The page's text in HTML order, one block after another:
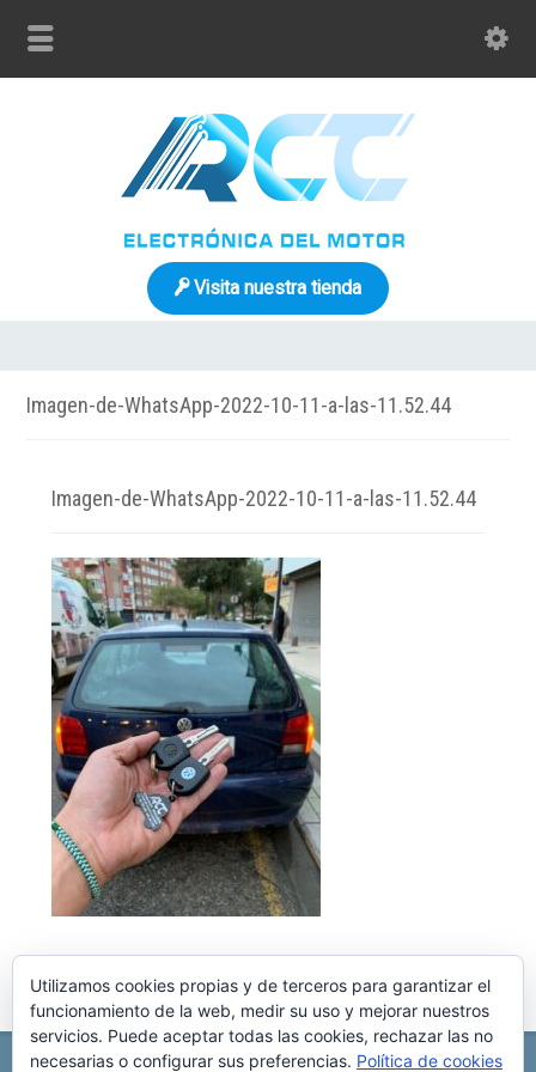
Visita nuestra tienda
Imagen-de-WhatsApp-2022-10-11-a-las-11.52.44
Imagen-de-WhatsApp-2022-10-11-a-las-11.52.44
Utilizamos cookies propias y de terceros para garantizar el
funcionamiento de la web, medir su uso y mejorar nuestros
servicios. Puede aceptar todas las cookies, rechazar las no
necesarias o configurar sus preferencias. Política de cookies